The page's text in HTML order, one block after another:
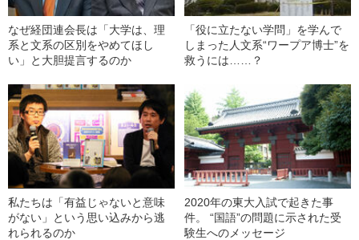
なぜ経団連会長は「大学は、理
系と文系の区別をやめてほし
い」と大胆提言するのか
「役に立たない学問」を学んで
しまった人文系“ワープア博士”を
救うには……？
私たちは「有益じゃないと意味
がない」という思い込みから逃
れられるのか
2020年の東大入試で起きた事
件。 “国語”の問題に示された受
験生へのメッセージ